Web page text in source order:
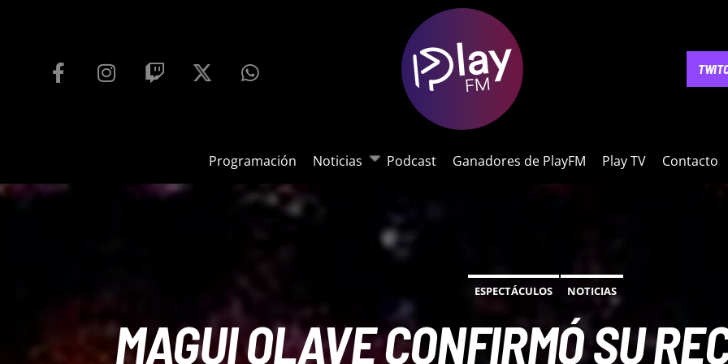
Programación Noticias Podcast Ganadores de PlayFM Play TV Contacto
NOTICIAS
ESPECTÁCULOS NOTICIAS
MAGUI OLAVE CONFIRMÓ SU